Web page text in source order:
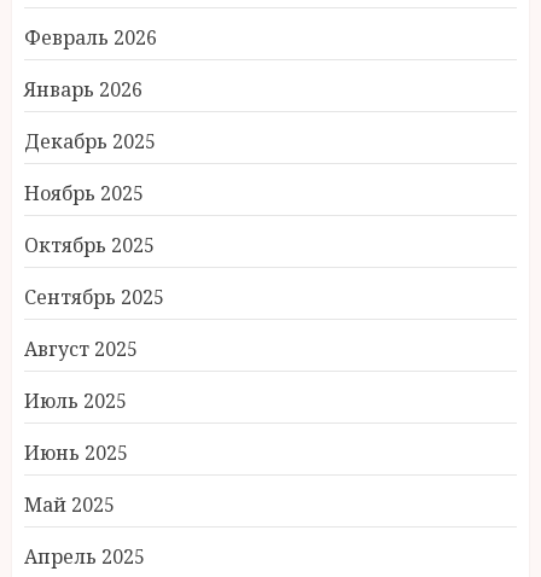
Февраль 2026
Январь 2026
Декабрь 2025
Ноябрь 2025
Октябрь 2025
Сентябрь 2025
Август 2025
Июль 2025
Июнь 2025
Май 2025
Апрель 2025